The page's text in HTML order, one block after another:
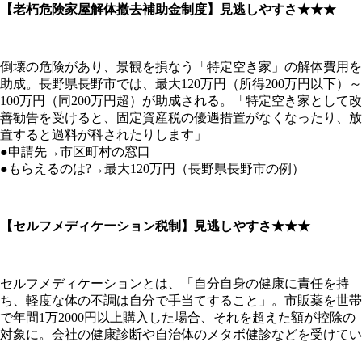
【老朽危険家屋解体撤去補助金制度】見逃しやすさ★★★
倒壊の危険があり、景観を損なう「特定空き家」の解体費用を
助成。長野県長野市では、最大120万円（所得200万円以下）～
100万円（同200万円超）が助成される。「特定空き家として改
善勧告を受けると、固定資産税の優遇措置がなくなったり、放
置すると過料が科されたりします」
●申請先→市区町村の窓口
●もらえるのは?→最大120万円（長野県長野市の例）
【セルフメディケーション税制】見逃しやすさ★★★
セルフメディケーションとは、「自分自身の健康に責任を持
ち、軽度な体の不調は自分で手当てすること」。市販薬を世帯
で年間1万2000円以上購入した場合、それを超えた額が控除の
対象に。会社の健康診断や自治体のメタボ健診などを受けてい